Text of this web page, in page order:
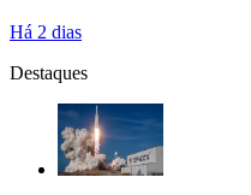
Há 2 dias
Destaques